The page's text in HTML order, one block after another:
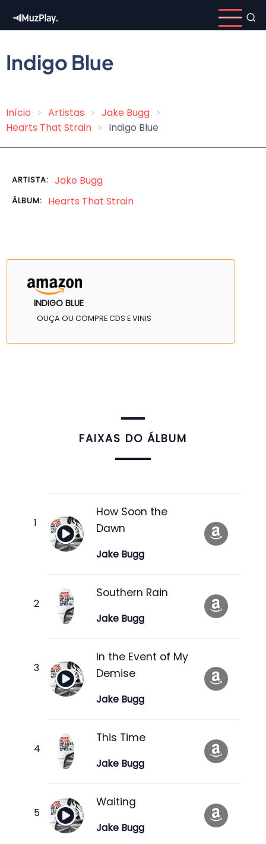
para
conteúdo
principal
Indigo Blue
Trilha
Início Artistas
Jake Bugg
Hearts That Strain
Indigo Blue
ARTISTA: Jake Bugg
ÁLBUM: Hearts That Strain
INDIGO BLUE
OUÇA OU COMPRE CDS E VINIS
FAIXAS DO ÁLBUM
How Soon the
Dawn
Jake Bugg
Southern Rain
Jake Bugg
In the Event of My
Demise
Jake Bugg
This Time
Jake Bugg
Waiting
Jake Bugg